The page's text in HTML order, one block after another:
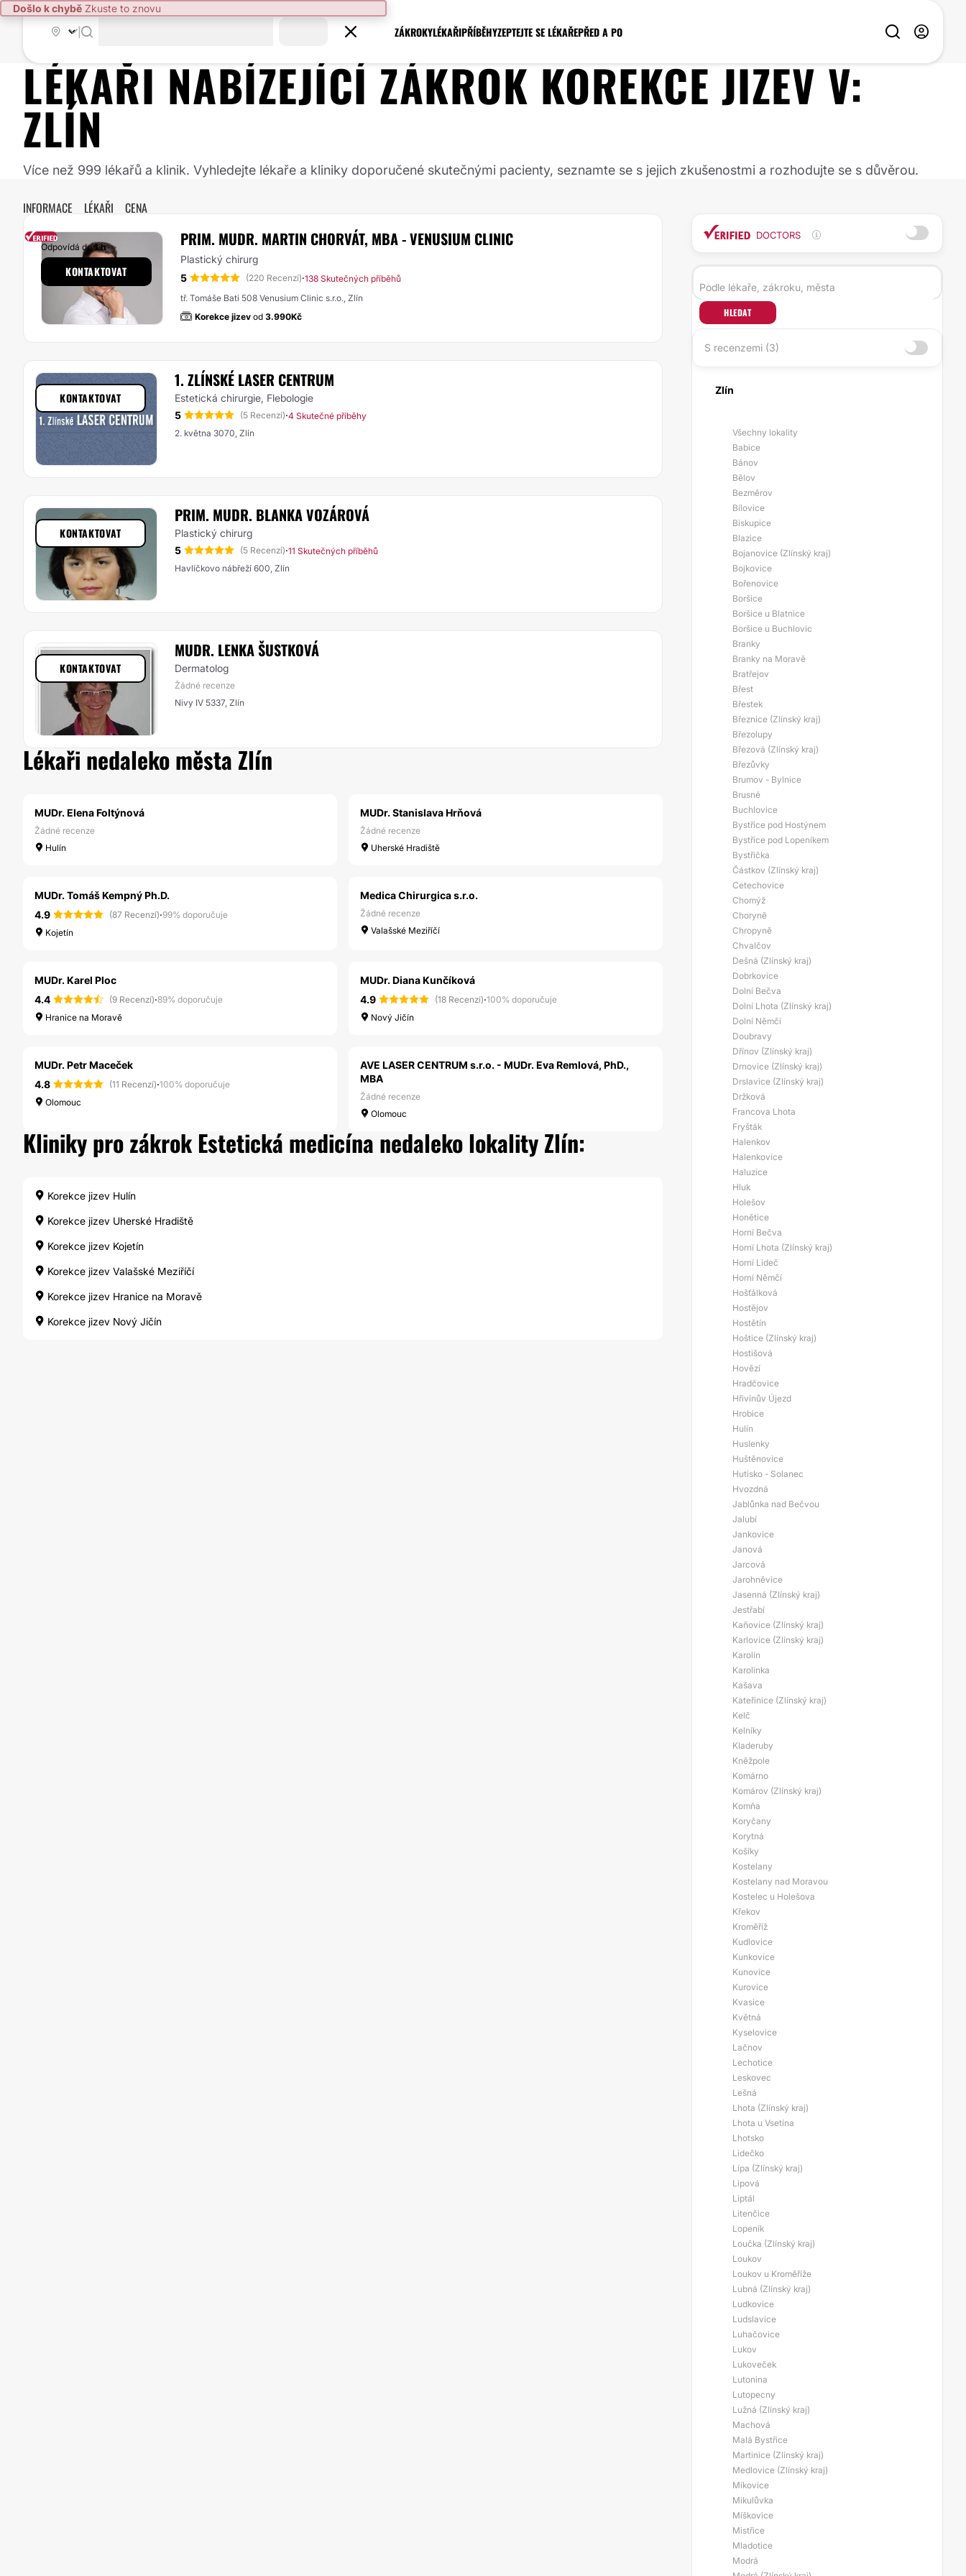
Došlo k chybě Zkuste to znovu
ZÁKROKYLÉKAŘIPŘÍBĚHYZEPTEJTE SE LÉKAŘEPŘED A PO
LÉKAŘI NABÍZEJÍCÍ ZÁKROKKOREKCE JIZEVV:
ZLÍN
Více než 999 lékařů a klinik. Vyhledejte lékaře a kliniky doporučené skutečnými pacienty, seznamte se s jejich zkušenostmi a rozhodujte se s důvěrou.
INFORMACE LÉKAŘI CENA
PRIM. MUDR. MARTIN CHORVÁT, MBA - VENUSIUM CLINIC
Plastický chirurg
5
(220 Recenzí)·138 Skutečných příběhů
tř. Tomáše Bati 508 Venusium Clinic s.r.o., Zlín
Korekce jizev od 3.990Kč
Odpovídá do1 h
KONTAKTOVAT
1. ZLÍNSKÉ LASER CENTRUM
Estetická chirurgie, Flebologie
5
(5 Recenzí)·4 Skutečné příběhy
2. května 3070, Zlín
KONTAKTOVAT
PRIM. MUDR. BLANKA VOZÁROVÁ
Plastický chirurg
5
(5 Recenzí)·11 Skutečných příběhů
Havlíčkovo nábřeží 600, Zlín
KONTAKTOVAT
MUDR. LENKA ŠUSTKOVÁ
Dermatolog
Žádné recenze
Nivy IV 5337, Zlín
KONTAKTOVAT
Lékaři nedaleko města Zlín
MUDr. Elena Foltýnová
Žádné recenze
Hulín
MUDr. Stanislava Hrňová
Žádné recenze
Uherské Hradiště
MUDr. Tomáš Kempný Ph.D.
4.9
(87 Recenzí)·99% doporučuje
Kojetín
Medica Chirurgica s.r.o.
Žádné recenze
Valašské Meziříčí
MUDr. Karel Ploc
4.4
(9 Recenzí)·89% doporučuje
Hranice na Moravě
MUDr. Diana Kunčíková
4.9
(18 Recenzí)·100% doporučuje
Nový Jičín
MUDr. Petr Maceček
4.8
(11 Recenzí)·100% doporučuje
Olomouc
AVE LASER CENTRUM s.r.o. - MUDr. Eva Remlová, PhD.,
MBA
Žádné recenze
Olomouc
Kliniky pro zákrok Estetická medicína nedaleko lokality Zlín:
Korekce jizev Hulín
Korekce jizev Uherské Hradiště
Korekce jizev Kojetín
Korekce jizev Valašské Meziříčí
Korekce jizev Hranice na Moravě
Korekce jizev Nový Jičín
DOCTORS
HLEDAT
S recenzemi (3)
Zlín
Všechny lokality
Babice
Bánov
Bělov
Bezměrov
Bílovice
Biskupice
Blazice
Bojanovice (Zlínský kraj)
Bojkovice
Bořenovice
Boršice
Boršice u Blatnice
Boršice u Buchlovic
Branky
Branky na Moravě
Bratřejov
Břest
Břestek
Březnice (Zlínský kraj)
Březolupy
Březová (Zlínský kraj)
Březůvky
Brumov - Bylnice
Brusné
Buchlovice
Bystřice pod Hostýnem
Bystřice pod Lopeníkem
Bystřička
Částkov (Zlínský kraj)
Cetechovice
Chomýž
Choryně
Chropyně
Chvalčov
Dešná (Zlínský kraj)
Dobrkovice
Dolní Bečva
Dolní Lhota (Zlínský kraj)
Dolní Němčí
Doubravy
Dřínov (Zlínský kraj)
Drnovice (Zlínský kraj)
Drslavice (Zlínský kraj)
Držková
Francova Lhota
Fryšták
Halenkov
Halenkovice
Haluzice
Hluk
Holešov
Honětice
Horní Bečva
Horní Lhota (Zlínský kraj)
Horní Lideč
Horní Němčí
Hošťálková
Hostějov
Hostětín
Hoštice (Zlínský kraj)
Hostišová
Hovězí
Hradčovice
Hřivínův Újezd
Hrobice
Hulín
Huslenky
Huštěnovice
Hutisko - Solanec
Hvozdná
Jablůnka nad Bečvou
Jalubí
Jankovice
Janová
Jarcová
Jarohněvice
Jasenná (Zlínský kraj)
Jestřabí
Kaňovice (Zlínský kraj)
Karlovice (Zlínský kraj)
Karolín
Karolinka
Kašava
Kateřinice (Zlínský kraj)
Kelč
Kelníky
Kladeruby
Kněžpole
Komárno
Komárov (Zlínský kraj)
Komňa
Koryčany
Korytná
Košíky
Kostelany
Kostelany nad Moravou
Kostelec u Holešova
Křekov
Kroměříž
Kudlovice
Kunkovice
Kunovice
Kurovice
Kvasice
Květná
Kyselovice
Lačnov
Lechotice
Leskovec
Lešná
Lhota (Zlínský kraj)
Lhota u Vsetína
Lhotsko
Lidečko
Lípa (Zlínský kraj)
Lipová
Liptál
Litenčice
Lopeník
Loučka (Zlínský kraj)
Loukov
Loukov u Kroměříže
Lubná (Zlínský kraj)
Ludkovice
Ludslavice
Luhačovice
Lukov
Lukoveček
Lutonina
Lutopecny
Lužná (Zlínský kraj)
Machová
Malá Bystřice
Martinice (Zlínský kraj)
Medlovice (Zlínský kraj)
Míkovice
Mikulůvka
Míškovice
Mistřice
Mladotice
Modrá